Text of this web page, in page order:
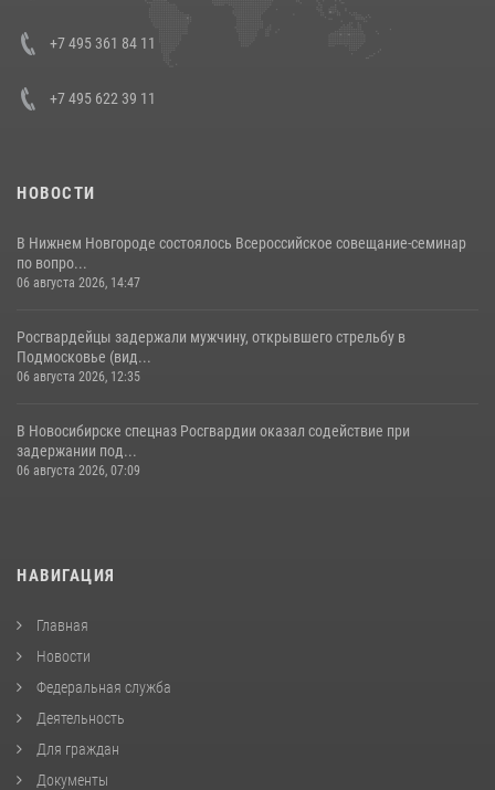
+7 495 361 84 11
+7 495 622 39 11
НОВОСТИ
В Нижнем Новгороде состоялось Всероссийское совещание-семинар
по вопро...
06 августа 2026, 14:47
Росгвардейцы задержали мужчину, открывшего стрельбу в
Подмосковье (вид...
06 августа 2026, 12:35
В Новосибирске спецназ Росгвардии оказал содействие при
задержании под...
06 августа 2026, 07:09
НАВИГАЦИЯ
Главная
Новости
Федеральная служба
Деятельность
Для граждан
Документы